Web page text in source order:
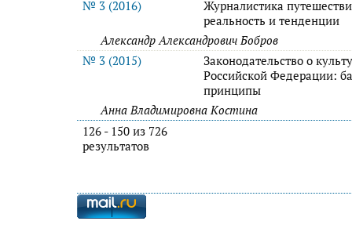
№ 3 (2016)
Журналистика
реальность и тенденции
Александр Александрович Бобров
№ 3 (2015)
Законодательство о
Российской Федерации:
принципы
Анна Владимировна Костина
126 - 150 из 726
результатов